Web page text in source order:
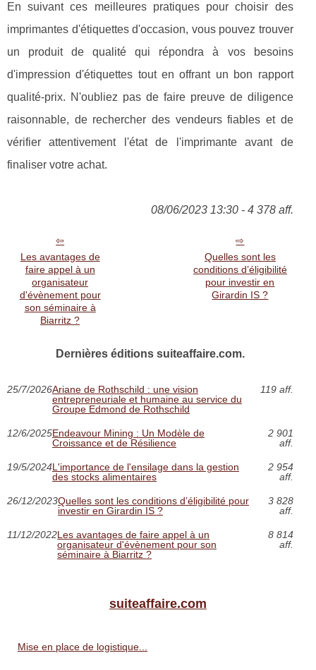
En suivant ces meilleures pratiques pour choisir des
imprimantes d'étiquettes d'occasion, vous pouvez trouver
un produit de qualité qui répondra à vos besoins
d'impression d'étiquettes tout en offrant un bon rapport
qualité-prix. N'oubliez pas de faire preuve de diligence
raisonnable, de rechercher des vendeurs fiables et de
vérifier attentivement l'état de l'imprimante avant de
finaliser votre achat.
08/06/2023 13:30 - 4 378 aff.
Les avantages de
faire appel à un
organisateur
d'évènement pour
son séminaire à
Biarritz ?
Quelles sont les
conditions d’éligibilité
pour investir en
Girardin IS ?
Dernières éditions suiteaffaire.com.
25/7/2026Ariane de Rothschild : une vision
entrepreneuriale et humaine au service du
Groupe Edmond de Rothschild
119 aff.
12/6/2025Endeavour Mining : Un Modèle de
Croissance et de Résilience
2 901
aff.
19/5/2024L'importance de l'ensilage dans la gestion
des stocks alimentaires
2 954
aff.
26/12/2023Quelles sont les conditions d’éligibilité pour
investir en Girardin IS ?
3 828
aff.
11/12/2022Les avantages de faire appel à un
organisateur d'évènement pour son
séminaire à Biarritz ?
8 814
aff.
suiteaffaire.com
Mise en place de logistique...